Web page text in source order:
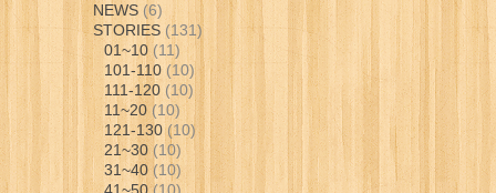
NEWS (6)
STORIES(131)
01~10 (11)
101-110 (10)
111-120 (10)
11~20 (10)
121-130(10)
21~30(10)
31~40(10)